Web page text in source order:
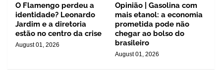
O Flamengo perdeu a
identidade? Leonardo
Jardim e a diretoria
estão no centro da crise
August 01, 2026
Opinião | Gasolina com
mais etanol: a economia
prometida pode não
chegar ao bolso do
brasileiro
August 01, 2026